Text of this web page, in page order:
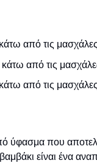
από τις
από τις
από τις
ύφασμα που
είναι ένα